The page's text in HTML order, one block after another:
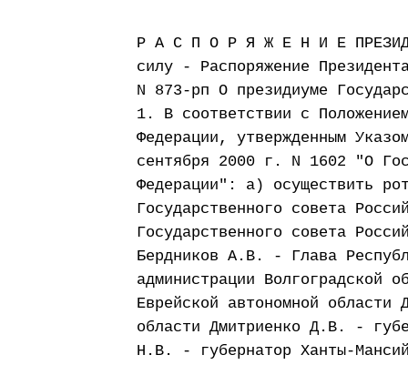
Р А С П О Р Я Ж Е Н И Е
силу - Распоряжение
N 873-рп О президиуме
1. В соответствии с
Федерации, утвержденным
сентября 2000 г. N 1602 "О
Федерации": а) осуществить
Государственного совета
Государственного совета
Бердников А.В. - Глава
администрации Волгоградской
Еврейской автономной
области Дмитриенко Д.В. -
Н.В. - губернатор Ханты-